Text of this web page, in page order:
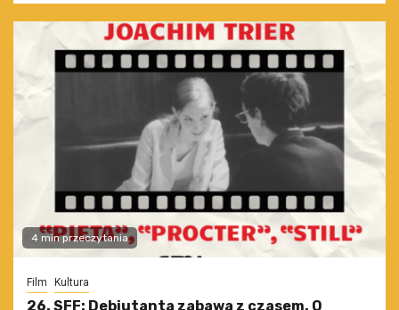
4 min przeczytania
Film Kultura
26. SFF: Debiutanta zabawa z czasem. O